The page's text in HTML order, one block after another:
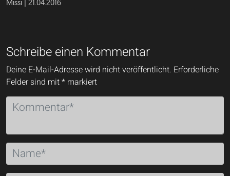
Missi | 21.04.2016
Schreibe einen Kommentar
Deine E-Mail-Adresse wird nicht veröffentlicht. Erforderliche
Felder sind mit* markiert